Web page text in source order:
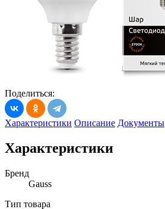
Поделиться:
Характеристики Описание Документы
Характеристики
Бренд
Gauss
Тип товара